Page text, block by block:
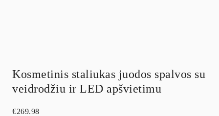
Kosmetinis staliukas juodos spalvos su
veidrodžiu ir LED apšvietimu
€269.98